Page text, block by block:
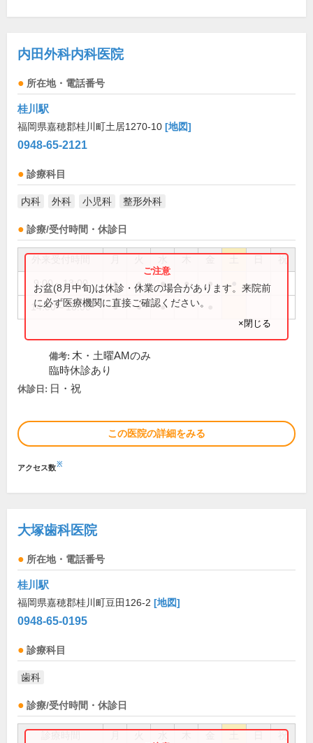
内田外科内科医院
所在地・電話番号
桂川駅
福岡県嘉穂郡桂川町土居1270-10 [地図]
0948-65-2121
診療科目
内科 外科 小児科 整形外科
診療/受付時間・休診日
祝
9:00～13:00 ● ● ● ● ●
14:00～18:00 ● ● ●
お盆(8月中旬)は休診・休業の場合があります。来院前
に必ず医療機関に直接ご確認ください。
×閉じる
備考: 木・土曜AMのみ
臨時休診あり
休診日: 日・祝
この医院の詳細をみる
アクセス数※
大塚歯科医院
所在地・電話番号
桂川駅
福岡県嘉穂郡桂川町豆田126-2 [地図]
0948-65-0195
診療科目
歯科
診療/受付時間・休診日
祝